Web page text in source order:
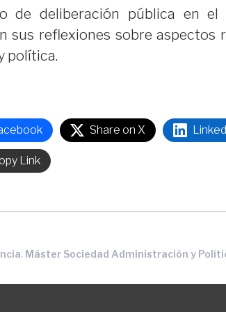
de deliberación pública en
sus reflexiones sobre aspectos
política.
Share on X
Link
, Máster Sociedad Administración y